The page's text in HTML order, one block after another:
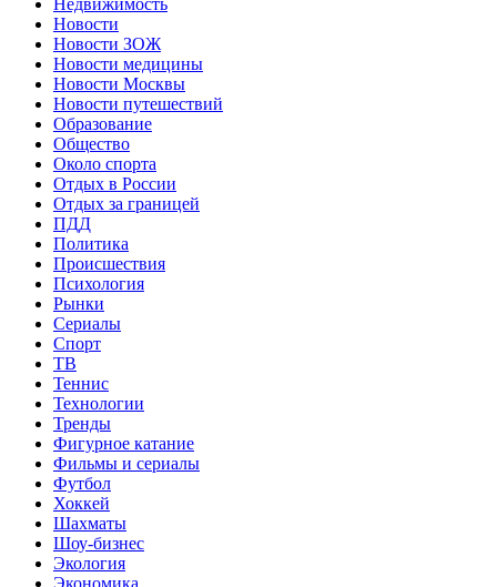
Новости
Новости ЗОЖ
Новости медицины
Новости Москвы
Новости путешествий
Образование
Общество
Около спорта
Отдых в России
Отдых за границей
ПДД
Политика
Происшествия
Психология
Рынки
Сериалы
Спорт
ТВ
Теннис
Технологии
Тренды
Фигурное катание
Фильмы и сериалы
Футбол
Хоккей
Шахматы
Шоу-бизнес
Экология
Экономика